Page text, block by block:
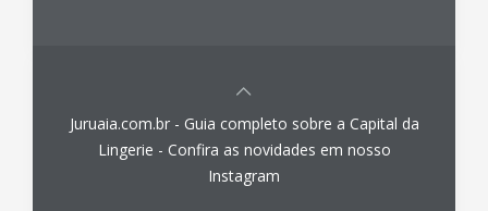
Juruaia.com.br - Guia completo sobre a Capital da
Lingerie - Confira as novidades em nosso
Instagram